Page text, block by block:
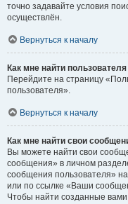
точно задавайте условия
осуществлён.
Вернуться к началу
Как мне найти
Перейдите на страницу
пользователя».
Вернуться к началу
Как мне найти свои
Вы можете найти свои
сообщения» в личном
сообщения пользователя»
или по ссылке «Ваши
Чтобы найти созданные